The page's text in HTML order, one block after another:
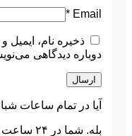
Email
*
ذخیره نام،
دوباره دیدگاهی
آیا در تمام ساعات